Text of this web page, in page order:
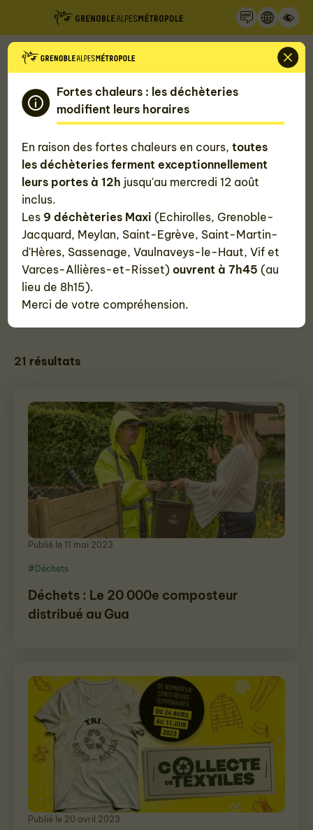
Panneau de gestion des cookies
Fortes chaleurs : les déchèteries
modifient leurs horaires
En raison des fortes chaleurs en cours,toutes
les déchèteries ferment exceptionnellement
leurs portes à 12h jusqu'au mercredi 12 août
inclus.
Les 9 déchèteries Maxi (Echirolles, Grenoble-
Jacquard, Meylan, Saint-Egrève, Saint-Martin-
d'Hères, Sassenage, Vaulnaveys-le-Haut, Vif et
Varces-Allières-et-Risset) ouvrent à 7h45(au
lieu de 8h15).
Merci de votre compréhension.
Accueil
Toute l'actualité de la Métropole de
Découvrez l'actualité de Grenoble Alpes Métropole
et ses alentours en quelques clics : astuces et bons
plans pour bien vivre dans la métropole grenobloise,
grands projets métropolitains...
#Toutes
21 résultats
Déchets : Le 20 000e composteur
distribué au Gua
Publié le 11 mai 2023
#Déchets
Publié le 20 avril 2023